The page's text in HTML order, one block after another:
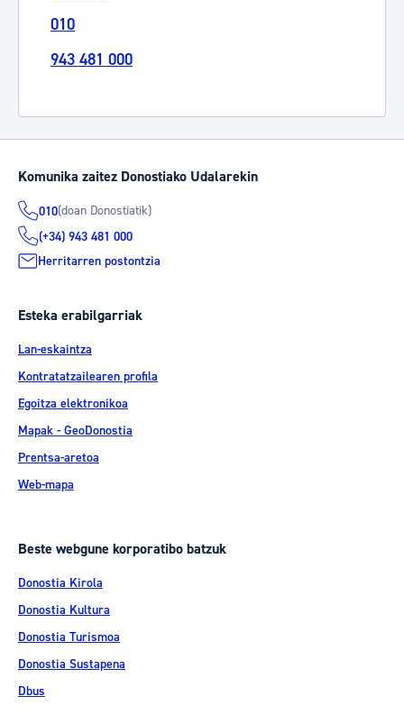
010
943 481 000
Komunika zaitez Donostiako Udalarekin
010(doan Donostiatik)
(+34) 943 481 000
Herritarren postontzia
Esteka erabilgarriak
Lan-eskaintza
Kontratatzailearen profila
Egoitza elektronikoa
Mapak - GeoDonostia
Prentsa-aretoa
Web-mapa
Beste webgune korporatibo batzuk
Donostia Kirola
Donostia Kultura
Donostia Turismoa
Donostia Sustapena
Dbus